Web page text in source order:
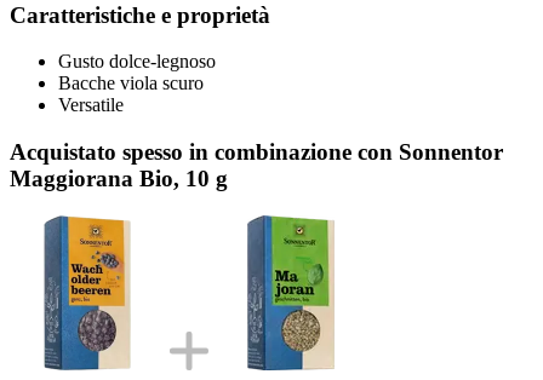
Caratteristiche e proprietà
Gusto dolce-legnoso
Bacche viola scuro
Versatile
Acquistato spesso in combinazione con Sonnentor
Maggiorana Bio, 10 g